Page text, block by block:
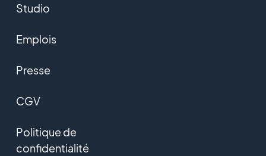
Studio
Emplois
Presse
CGV
Politique de
confidentialité